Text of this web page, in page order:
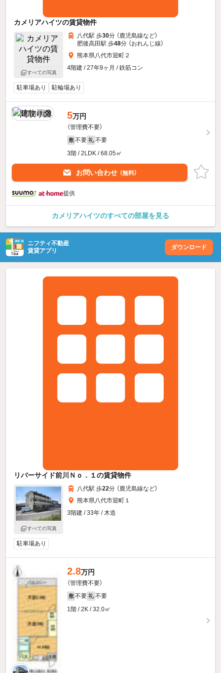
カメリアハイツの賃貸物件
すべての写真
八代駅 歩30分 （鹿児島線など）
肥後高田駅 歩48分 （おれんじ線）
熊本県八代市迎町２
4階建 / 27年9ヶ月 / 鉄筋コン
駐車場あり 駐輪場あり
5万円
（管理費不要）
敷 不要 礼 不要
3階 / 2LDK / 68.05㎡
お問い合わせ （無料）
提供
カメリアハイツのすべての部屋を見る
ニフティ不動産
賃貸アプリ
ダウンロード
リバーサイド前川Ｎｏ．１の賃貸物件
すべての写真
八代駅 歩22分 （鹿児島線など）
熊本県八代市迎町１
3階建 / 33年 / 木造
駐車場あり
2.8万円
（管理費不要）
敷 不要 礼 不要
1階 / 2K / 32.0㎡